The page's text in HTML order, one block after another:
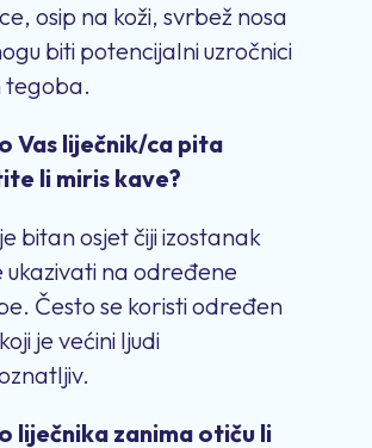
osip na koži, svrbež nosa
biti potencijalni uzročnici
tegoba.
Vas liječnik/ca pita
li miris kave?
bitan osjet čiji izostanak
ukazivati na određene
Često se koristi određen
je većini ljudi
liječnika zanima otiču li